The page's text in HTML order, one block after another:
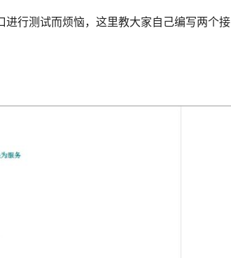
行测试而烦恼，这里教大家自己编写两个接